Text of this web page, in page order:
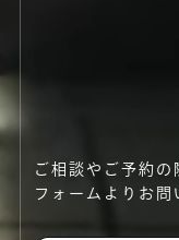
ご相談やご予約の
フォームよりお